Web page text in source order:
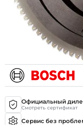
Официальный
Смотреть сертификат
Сервис без